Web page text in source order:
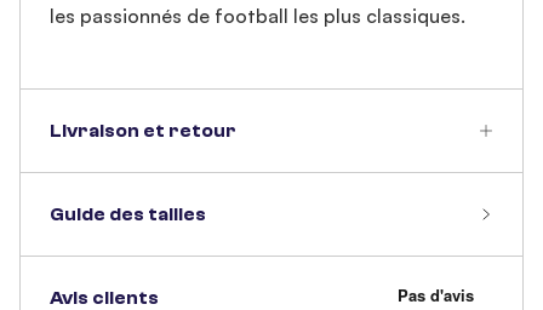
les passionnés de football les plus classiques.
Livraison et retour
Guide des tailles
Avis clients